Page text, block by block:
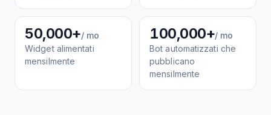
50,000+/ mo
Widget alimentati
mensilmente
100,000+/ mo
Bot automatizzati che
pubblicano
mensilmente